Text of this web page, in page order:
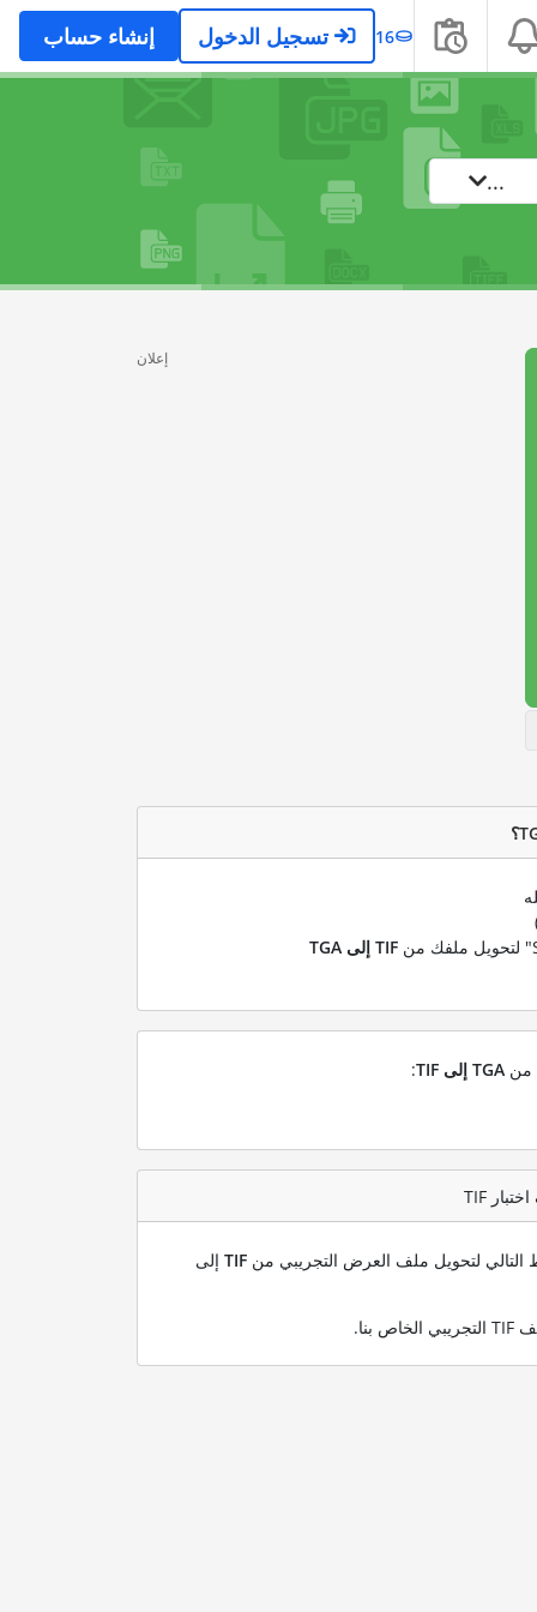
16 تسجيل الدخول إنشاء حساب
...
إعلان
TIF إلى TGA
من TGA إلى TIF :
التالي لتحويل ملف العرض التجريبي من TIF إلى
.